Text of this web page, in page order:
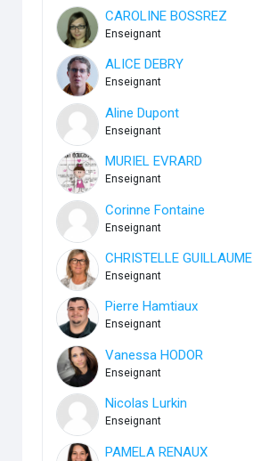
CAROLINE BOSSREZ
Enseignant
ALICE DEBRY
Enseignant
Aline Dupont
Enseignant
MURIEL EVRARD
Enseignant
Corinne Fontaine
Enseignant
CHRISTELLE GUILLAUME
Enseignant
Pierre Hamtiaux
Enseignant
Vanessa HODOR
Enseignant
Nicolas Lurkin
Enseignant
PAMELA RENAUX